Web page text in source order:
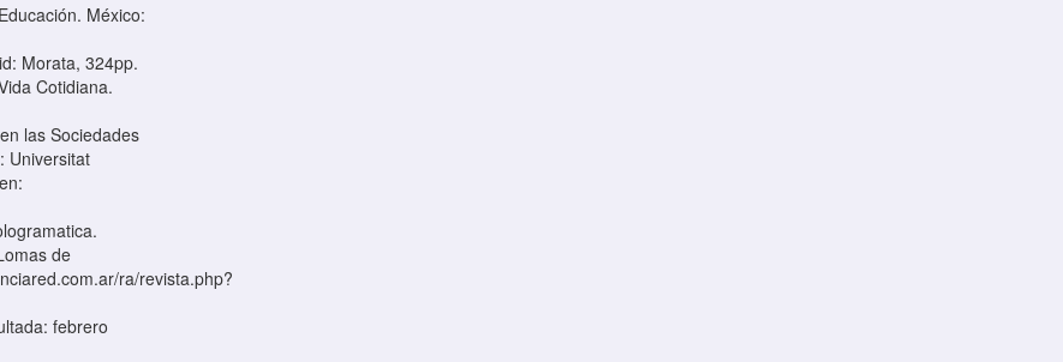
México:
Morata, 324pp.
Cotidiana.
las Sociedades
Universitat
de
ra/revista.php?
febrero